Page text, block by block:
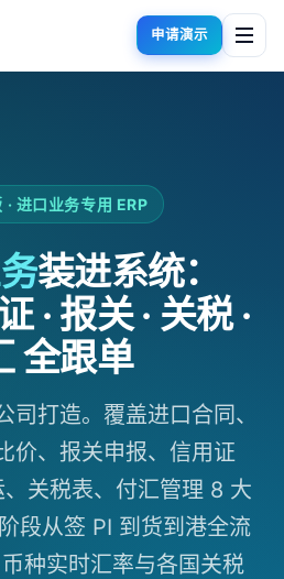
申请演示
进口业务专用 ERP
装进系统：
· 报关 · 关税 ·
全跟单
司打造。覆盖进口合同、
价、报关申报、信用证
关税表、付汇管理 8 大
段从签 PI 到货到港全流
种实时汇率与各国关税